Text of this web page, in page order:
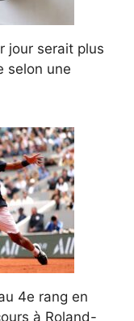
jour serait plus
selon une
4e rang en
à Roland-